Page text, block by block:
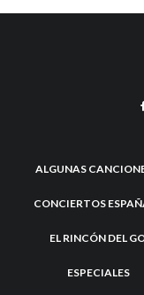
ALGUNAS
CONCIERTOS
EL RINCÓN DEL
ESPECIALES